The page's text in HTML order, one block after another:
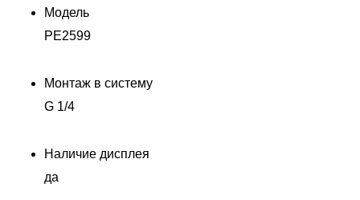
Модель
PE2599
Монтаж в систему
G 1/4
Наличие дисплея
да